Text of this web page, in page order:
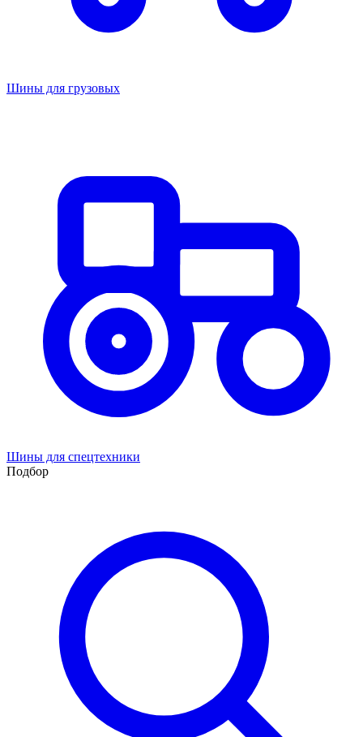
Шины для грузовых
Шины для спецтехники
Подбор